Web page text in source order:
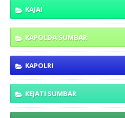
KAJAI
KAPOLDA SUMBAR
KAPOLRI
KEJATI SUMBAR